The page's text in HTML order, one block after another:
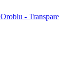
Oroblu -